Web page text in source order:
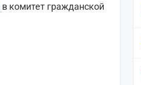
в комитет гражданской